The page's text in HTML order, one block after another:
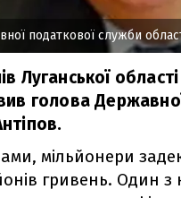
податкової служби
Луганської
голова
мільйонери
гривень. Один